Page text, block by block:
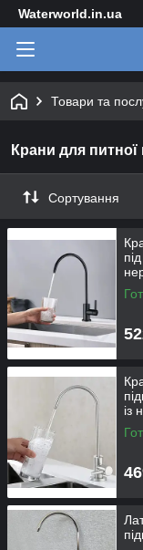
Waterworld.in.ua
Товари та
Крани для питної
Сортування
із